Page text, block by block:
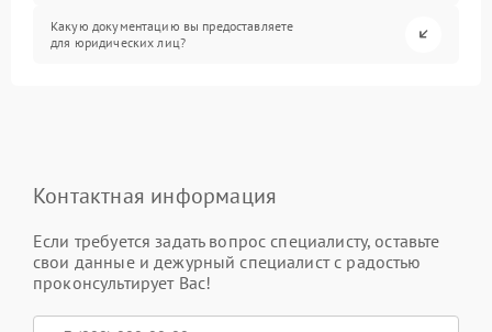
Какую документацию вы предоставляете
для юридических лиц?
Контактная информация
Если требуется задать вопрос специалисту, оставьте
свои данные и дежурный специалист с радостью
проконсультирует Вас!